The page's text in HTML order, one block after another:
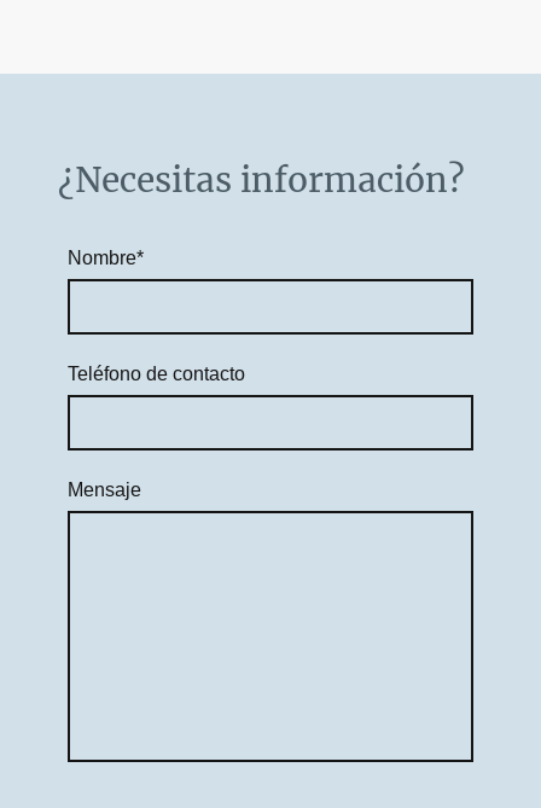
¿Necesitas información?
Nombre*
Teléfono de contacto
Mensaje